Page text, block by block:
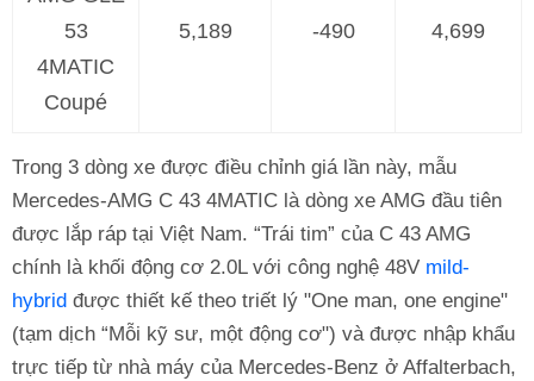
53
4MATIC
Coupé
5,189 -490 4,699
Trong 3 dòng xe được điều chỉnh giá lần này, mẫu
Mercedes-AMG C 43 4MATIC là dòng xe AMG đầu tiên
được lắp ráp tại Việt Nam. “Trái tim” của C 43 AMG
chính là khối động cơ 2.0L với công nghệ 48V mild-
hybrid được thiết kế theo triết lý "One man, one engine"
(tạm dịch “Mỗi kỹ sư, một động cơ") và được nhập khẩu
trực tiếp từ nhà máy của Mercedes-Benz ở Affalterbach,